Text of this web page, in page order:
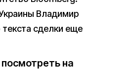
Владимир
сделки еще
на